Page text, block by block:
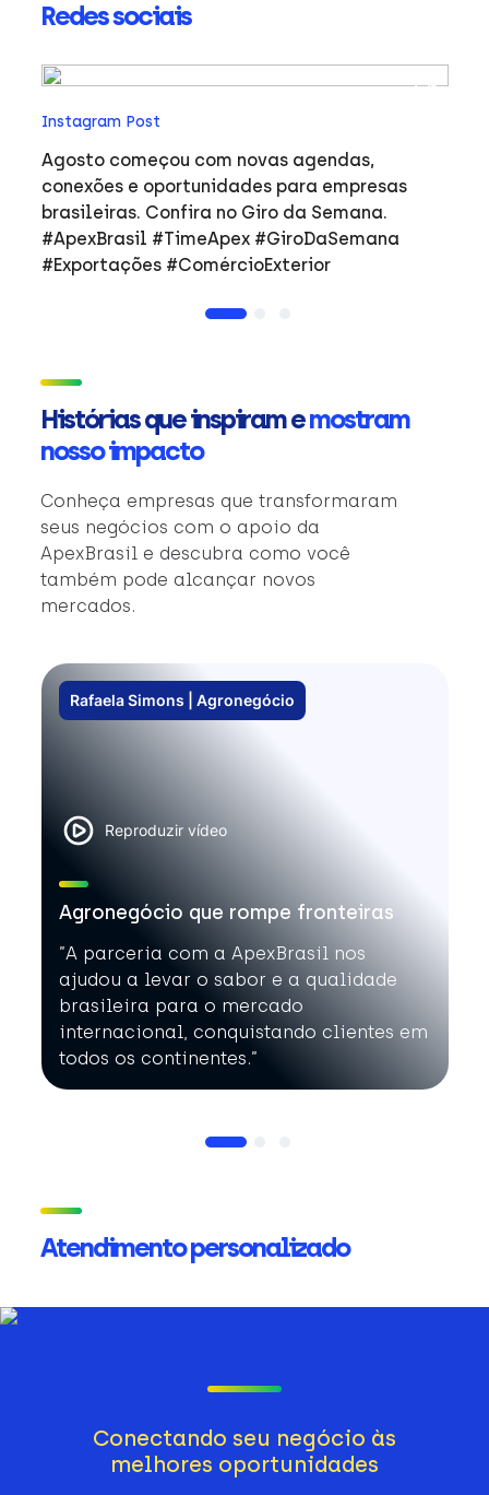
Redes sociais
Instagram Post
Agosto começou com novas agendas,
conexões e oportunidades para empresas
brasileiras. Confira no Giro da Semana.
#ApexBrasil #TimeApex #GiroDaSemana
#Exportações #ComércioExterior
Histórias que inspiram emostram
nosso impacto
Conheça empresas que transformaram
seus negócios com o apoio da
ApexBrasil e descubra como você
também pode alcançar novos
mercados.
Rafaela Simons | Agronegócio
Reproduzir vídeo
Agronegócio que rompe fronteiras
”A parceria com a ApexBrasil nos
ajudou a levar o sabor e a qualidade
brasileira para o mercado
internacional, conquistando clientes em
todos os continentes.”
Atendimento personalizado
Conectando seu negócio às
melhores oportunidades